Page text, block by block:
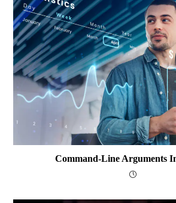
Command-Line Arguments